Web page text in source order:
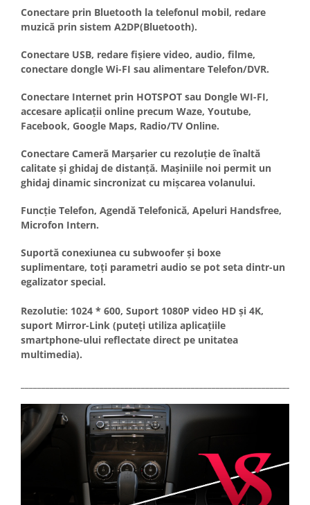
Conectare prin Bluetooth la telefonul mobil, redare
muzică prin sistem A2DP(Bluetooth).
Conectare USB, redare fișiere video, audio, filme,
conectare dongle Wi-FI sau alimentare Telefon/DVR.
Conectare Internet prin HOTSPOT sau Dongle WI-FI,
accesare aplicații online precum Waze, Youtube,
Facebook, Google Maps, Radio/TV Online.
Conectare Cameră Marșarier cu rezoluție de înaltă
calitate și ghidaj de distanță. Mașiniile noi permit un
ghidaj dinamic sincronizat cu mișcarea volanului.
Funcție Telefon, Agendă Telefonică, Apeluri Handsfree,
Microfon Intern.
Suportă conexiunea cu subwoofer și boxe
suplimentare, toți parametri audio se pot seta dintr-un
egalizator special.
Rezolutie: 1024 * 600, Suport 1080P video HD și 4K,
suport Mirror-Link (puteți utiliza aplicațiile
smartphone-ului reflectate direct pe unitatea
multimedia).